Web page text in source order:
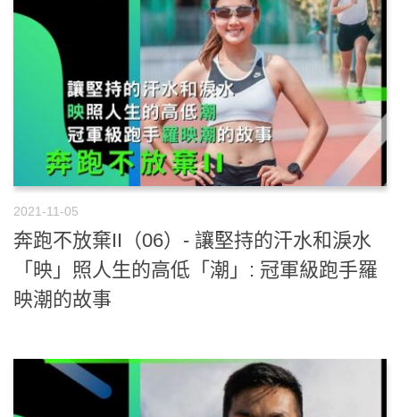
2021-11-05
奔跑不放棄II（06）- 讓堅持的汗水和淚水
「映」照人生的高低「潮」: 冠軍級跑手羅
映潮的故事